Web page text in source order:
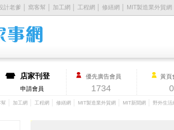
計老爹 窩客幫 加工網 工程網 修繕網 MIT製造業外貿網
店家刊登
申請會員
優先廣告會員
1734
黃頁
0
幫 加工網│ 工程網│ 修繕網│ MIT製造業外貿網│ MIT新聞網│ 野外生活